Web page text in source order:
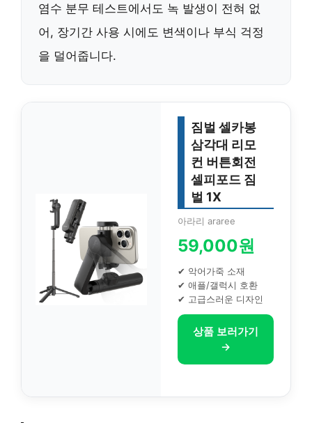
염수 분무 테스트에서도 녹 발생이 전혀 없
어, 장기간 사용 시에도 변색이나 부식 걱정
을 덜어줍니다.
짐벌 셀카봉
삼각대 리모
컨 버튼회전
셀피포드 짐
벌 1X
아라리 araree
59,000원
✔ 악어가죽 소재
✔ 애플/갤럭시 호환
✔ 고급스러운 디자인
상품 보러가기
→